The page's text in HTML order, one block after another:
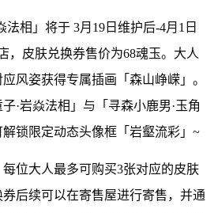
相」将于 3月19日维护后-4月1日
，皮肤兑换券售价为68魂玉。大人
风姿获得专属插画「森山峥嵘」。
·岩焱法相」与「寻森小鹿男·玉角
锁限定动态头像框「岩壑流彩」~
位大人最多可购买3张对应的皮肤
后续可以在寄售屋进行寄售，并通